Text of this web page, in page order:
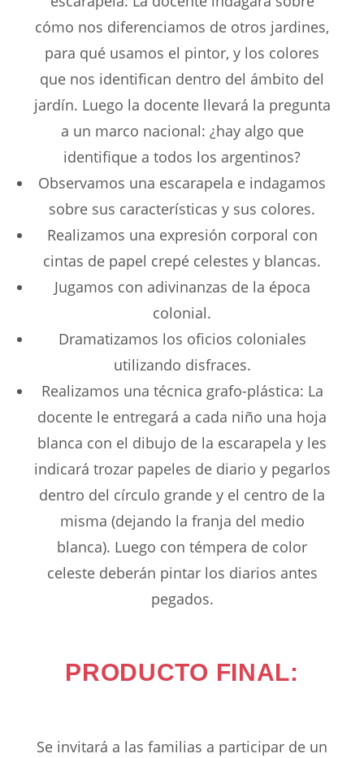
cómo nos diferenciamos de otros jardines,
para qué usamos el pintor, y los colores
que nos identifican dentro del ámbito del
jardín. Luego la docente llevará la pregunta
a un marco nacional: ¿hay algo que
identifique a todos los argentinos?
Observamos una escarapela e indagamos
sobre sus características y sus colores.
Realizamos una expresión corporal con
cintas de papel crepé celestes y blancas.
Jugamos con adivinanzas de la época
colonial.
Dramatizamos los oficios coloniales
utilizando disfraces.
Realizamos una técnica grafo-plástica: La
docente le entregará a cada niño una hoja
blanca con el dibujo de la escarapela y les
indicará trozar papeles de diario y pegarlos
dentro del círculo grande y el centro de la
misma (dejando la franja del medio
blanca). Luego con témpera de color
celeste deberán pintar los diarios antes
pegados.
PRODUCTO FINAL:
Se invitará a las familias a participar de un